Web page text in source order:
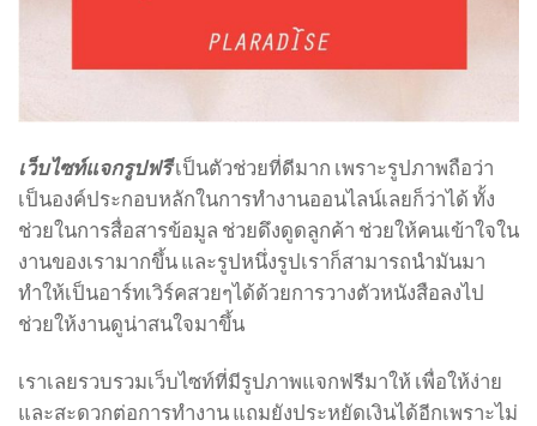
เว็บไซท์แจกรูปฟรีเป็นตัวช่วยที่ดีมาก เพราะรูปภาพถือว่า
เป็นองค์ประกอบหลักในการทำงานออนไลน์เลยก็ว่าได้ ทั้ง
ช่วยในการสื่อสารข้อมูล ช่วยดึงดูดลูกค้า ช่วยให้คนเข้าใจใน
งานของเรามากขึ้น และรูปหนึ่งรูปเราก็สามารถนำมันมา
ทำให้เป็นอาร์ทเวิร์คสวยๆได้ด้วยการวางตัวหนังสือลงไป
ช่วยให้งานดูน่าสนใจมาขึ้น
เราเลยรวบรวมเว็บไซท์ที่มีรูปภาพแจกฟรีมาให้ เพื่อให้ง่าย
และสะดวกต่อการทำงาน แถมยังประหยัดเงินได้อีกเพราะไม่